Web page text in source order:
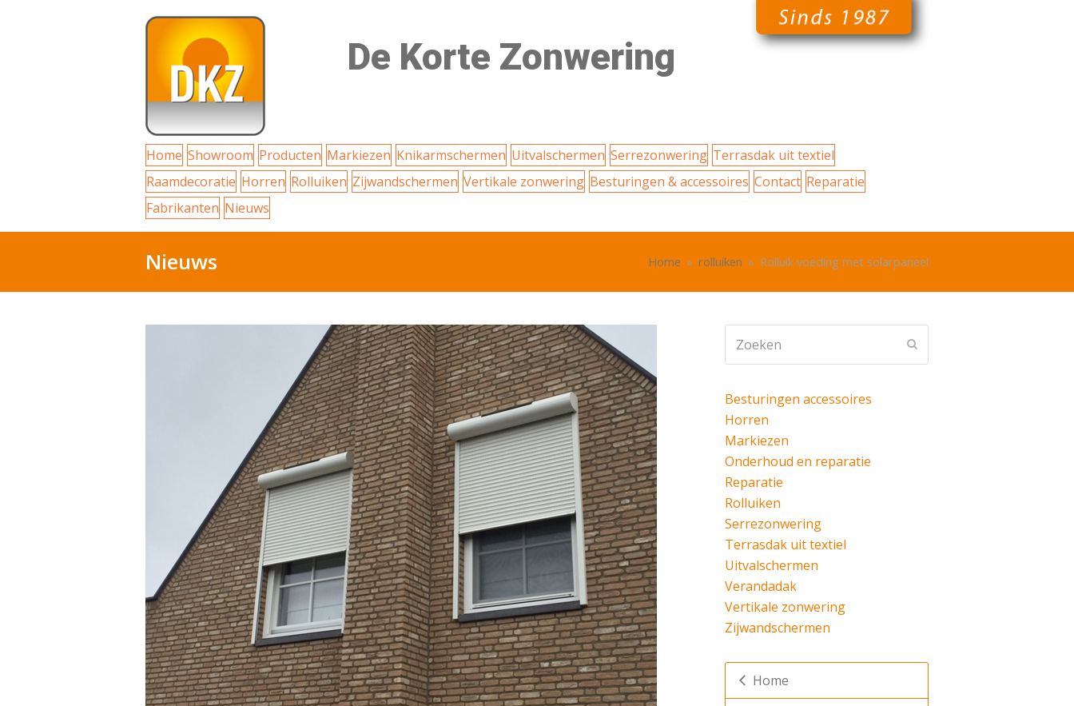
De Korte Zonwering
Home Showroom Producten Markiezen Knikarmschermen Uitvalschermen Serrezonwering Terrasdak uit textiel
Raamdecoratie Horren Rolluiken Zijwandschermen Vertikale zonwering Besturingen & accessoires Contact Reparatie
Fabrikanten Nieuws
Nieuws Home » rolluiken » Rolluik voeding met solarpaneel
Besturingen accessoires
Horren
Markiezen
Onderhoud en reparatie
Reparatie
Rolluiken
Serrezonwering
Terrasdak uit textiel
Uitvalschermen
Verandadak
Vertikale zonwering
Zijwandschermen
Home